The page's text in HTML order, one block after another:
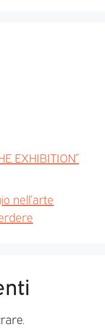
EXHIBITION”
nell’arte